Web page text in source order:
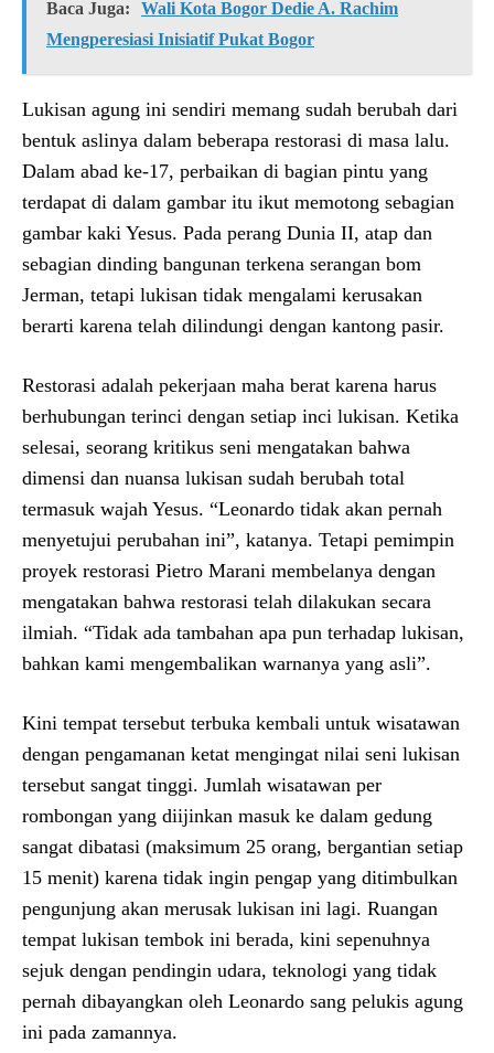
Baca Juga:
Wali Kota Bogor Dedie A. Rachim
Mengperesiasi Inisiatif Pukat Bogor
Lukisan agung ini sendiri memang sudah berubah dari
bentuk aslinya dalam beberapa restorasi di masa lalu.
Dalam abad ke-17, perbaikan di bagian pintu yang
terdapat di dalam gambar itu ikut memotong sebagian
gambar kaki Yesus. Pada perang Dunia II, atap dan
sebagian dinding bangunan terkena serangan bom
Jerman, tetapi lukisan tidak mengalami kerusakan
berarti karena telah dilindungi dengan kantong pasir.
Restorasi adalah pekerjaan maha berat karena harus
berhubungan terinci dengan setiap inci lukisan. Ketika
selesai, seorang kritikus seni mengatakan bahwa
dimensi dan nuansa lukisan sudah berubah total
termasuk wajah Yesus. “Leonardo tidak akan pernah
menyetujui perubahan ini”, katanya. Tetapi pemimpin
proyek restorasi Pietro Marani membelanya dengan
mengatakan bahwa restorasi telah dilakukan secara
ilmiah. “Tidak ada tambahan apa pun terhadap lukisan,
bahkan kami mengembalikan warnanya yang asli”.
Kini tempat tersebut terbuka kembali untuk wisatawan
dengan pengamanan ketat mengingat nilai seni lukisan
tersebut sangat tinggi. Jumlah wisatawan per
rombongan yang diijinkan masuk ke dalam gedung
sangat dibatasi (maksimum 25 orang, bergantian setiap
15 menit) karena tidak ingin pengap yang ditimbulkan
pengunjung akan merusak lukisan ini lagi. Ruangan
tempat lukisan tembok ini berada, kini sepenuhnya
sejuk dengan pendingin udara, teknologi yang tidak
pernah dibayangkan oleh Leonardo sang pelukis agung
ini pada zamannya.